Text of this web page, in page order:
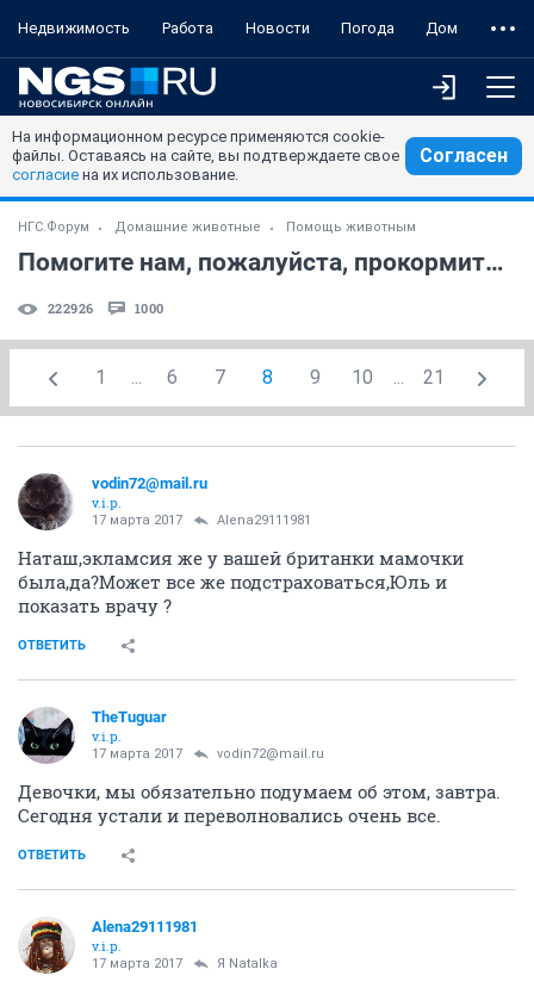
Недвижимость Работа Новости Погода Дом
На информационном ресурсе применяются cookie-
файлы. Оставаясь на сайте, вы подтверждаете свое
согласие на их использование.
Согласен
НГС.Форум Домашние животные Помощь животным
Помогите нам, пожалуйста, прокормить бездомнышей
222926 1000
1 ... 6 7 8 9 10 ... 21
vodin72@mail.ru
v.i.p.
17 марта 2017 Alena29111981
Наташ,экламсия же у вашей британки мамочки
была,да?Может все же подстраховаться,Юль и
показать врачу ?
ОТВЕТИТЬ
TheTuguar
v.i.p.
17 марта 2017 vodin72@mail.ru
Девочки, мы обязательно подумаем об этом, завтра.
Сегодня устали и переволновались очень все.
ОТВЕТИТЬ
Alena29111981
v.i.p.
17 марта 2017 Я Natalka